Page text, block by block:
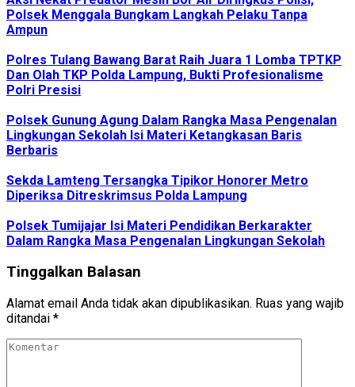
Polsek Menggala Bungkam Langkah Pelaku Tanpa
Ampun
Polres Tulang Bawang Barat Raih Juara 1 Lomba TPTKP
Dan Olah TKP Polda Lampung, Bukti Profesionalisme
Polri Presisi
Polsek Gunung Agung Dalam Rangka Masa Pengenalan
Lingkungan Sekolah Isi Materi Ketangkasan Baris
Berbaris
Sekda Lamteng Tersangka Tipikor Honorer Metro
Diperiksa Ditreskrimsus Polda Lampung
Polsek Tumijajar Isi Materi Pendidikan Berkarakter
Dalam Rangka Masa Pengenalan Lingkungan Sekolah
Tinggalkan Balasan
Alamat email Anda tidak akan dipublikasikan. Ruas yang wajib
ditandai *